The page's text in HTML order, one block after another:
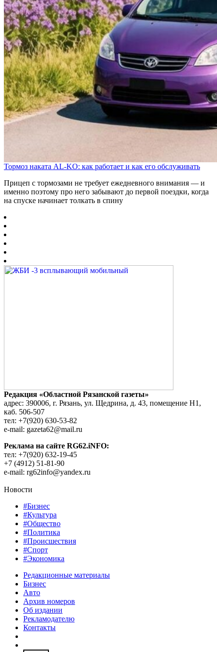
Тормоз наката AL-KO: как работает и как его обслуживать
Прицеп с тормозами не требует ежедневного внимания — и
именно поэтому про него забывают до первой поездки, когда
на спуске начинает толкать в спину
Редакция «Областной Рязанской газеты»
адрес: 390006, г. Рязань, ул. Щедрина, д. 43, помещение Н1,
каб. 506-507
тел: +7(920) 630-53-82
e-mail: gazeta62@mail.ru
Реклама на сайте RG62.iNFO:
тел: +7(920) 632-19-45
+7 (4912) 51-81-90
e-mail: rg62info@yandex.ru
Новости
#Бизнес
#Культура
#Общество
#Политика
#Происшествия
#Спорт
#Экономика
Редакционные материалы
Бизнес
Авто
Архив номеров
Об издании
Рекламодателю
Контакты